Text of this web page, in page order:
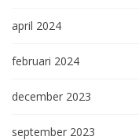
april 2024
februari 2024
december 2023
september 2023